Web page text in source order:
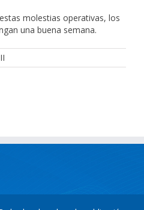
molestias operativas, los
una buena semana.